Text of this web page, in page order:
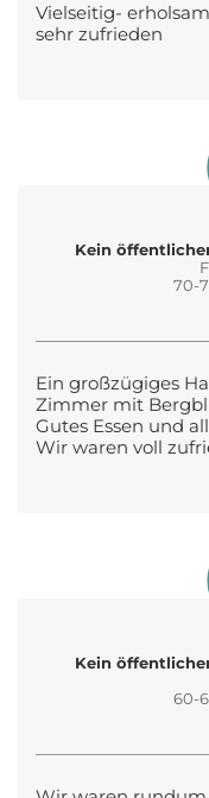
Vielseitig-
sehr zufrieden
Kein
70-
Ein großzügiges
Zimmer mit
Gutes Essen und
Wir waren voll
Kein
60-